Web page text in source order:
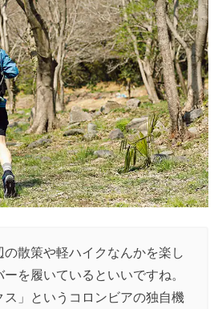
散策や軽ハイクなんかを楽し
を履いているといいですね。
ス」というコロンビアの独自機